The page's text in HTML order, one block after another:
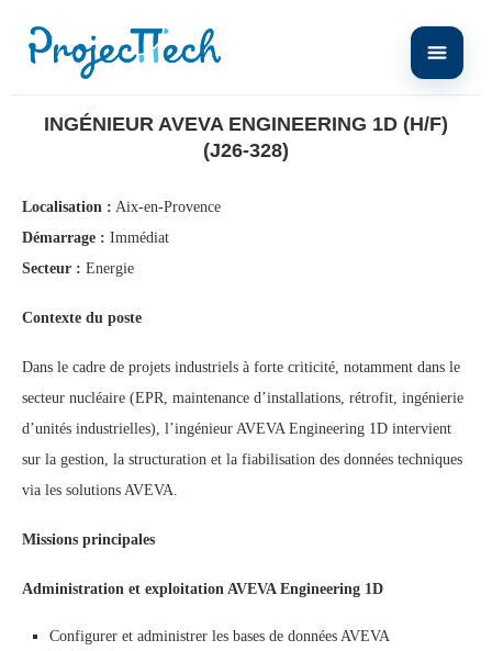
INGÉNIEUR AVEVA ENGINEERING 1D (H/F)
(J26-328)
Localisation : Aix-en-Provence
Démarrage : Immédiat
Secteur : Energie
Contexte du poste
Dans le cadre de projets industriels à forte criticité, notamment dans le
secteur nucléaire (EPR, maintenance d’installations, rétrofit, ingénierie
d’unités industrielles), l’ingénieur AVEVA Engineering 1D intervient
sur la gestion, la structuration et la fiabilisation des données techniques
via les solutions AVEVA.
Missions principales
Administration et exploitation AVEVA Engineering 1D
Configurer et administrer les bases de données AVEVA